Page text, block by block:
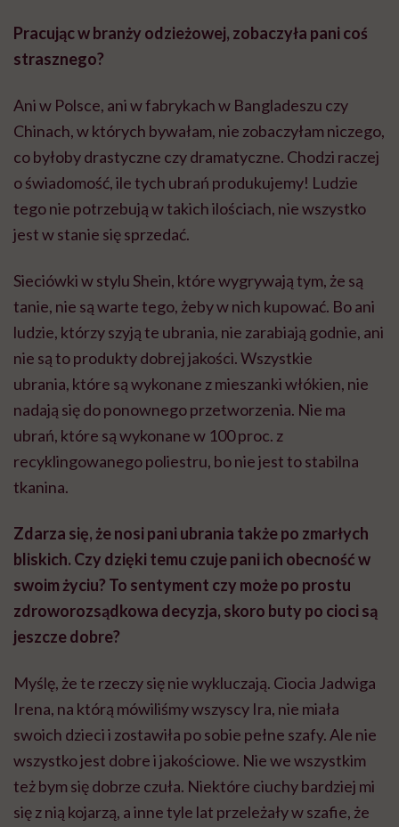
Pracując w branży odzieżowej, zobaczyła pani coś
strasznego?
Ani w Polsce, ani w fabrykach w Bangladeszu czy
Chinach, w których bywałam, nie zobaczyłam niczego,
co byłoby drastyczne czy dramatyczne. Chodzi raczej
o świadomość, ile tych ubrań produkujemy! Ludzie
tego nie potrzebują w takich ilościach, nie wszystko
jest w stanie się sprzedać.
Sieciówki w stylu Shein, które wygrywają tym, że są
tanie, nie są warte tego, żeby w nich kupować. Bo ani
ludzie, którzy szyją te ubrania, nie zarabiają godnie, ani
nie są to produkty dobrej jakości. Wszystkie
ubrania, które są wykonane z mieszanki włókien, nie
nadają się do ponownego przetworzenia. Nie ma
ubrań, które są wykonane w 100 proc. z
recyklingowanego poliestru, bo nie jest to stabilna
tkanina.
Zdarza się, że nosi pani ubrania także po zmarłych
bliskich. Czy dzięki temu czuje pani ich obecność w
swoim życiu? To sentyment czy może po prostu
zdroworozsądkowa decyzja, skoro buty po cioci są
jeszcze dobre?
Myślę, że te rzeczy się nie wykluczają. Ciocia Jadwiga
Irena, na którą mówiliśmy wszyscy Ira, nie miała
swoich dzieci i zostawiła po sobie pełne szafy. Ale nie
wszystko jest dobre i jakościowe. Nie we wszystkim
też bym się dobrze czuła. Niektóre ciuchy bardziej mi
się z nią kojarzą, a inne tyle lat przeleżały w szafie, że